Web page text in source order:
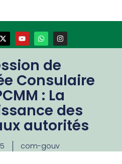
de
Consulaire
: La
des
autorités
com-gouv